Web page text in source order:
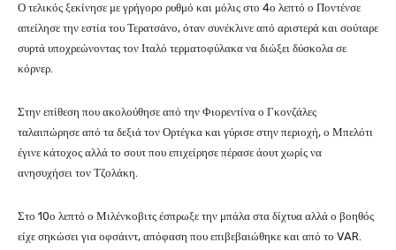
Ο τελικός ξεκίνησε με γρήγορο ρυθμό και μόλις στο 4ο λεπτό ο Ποντένσε
απείλησε την εστία του Τερατσάνο, όταν συνέκλινε από αριστερά και σούταρε
συρτά υποχρεώνοντας τον Ιταλό τερματοφύλακα να διώξει δύσκολα σε
κόρνερ.
Στην επίθεση που ακολούθησε από την Φιορεντίνα ο Γκονζάλες
ταλαιπώρησε από τα δεξιά τον Ορτέγκα και γύρισε στην περιοχή, ο Μπελότι
έγινε κάτοχος αλλά το σουτ που επιχείρησε πέρασε άουτ χωρίς να
ανησυχήσει τον Τζολάκη.
Στο 10ο λεπτό ο Μιλένκοβιτς έσπρωξε την μπάλα στα δίχτυα αλλά ο βοηθός
είχε σηκώσει για οφσάιντ, απόφαση που επιβεβαιώθηκε και από το VAR.